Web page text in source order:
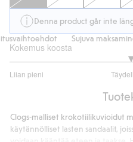
Denna product går inte
Sujuva
Kokemus koosta
Liian pieni
/
ääneen
Clogs-malliset krokotiilikuvioidut
käytännölliset lasten sandaalit,